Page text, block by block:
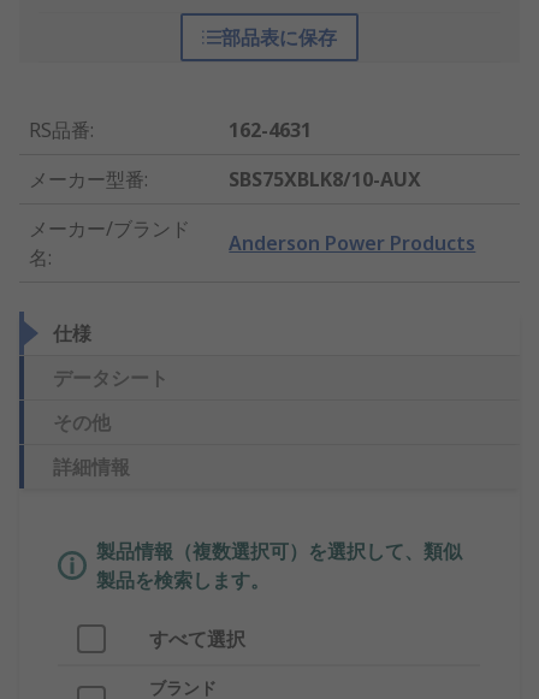
部品表に保存
RS品番:
162-4631
メーカー型番:
SBS75XBLK8/10-AUX
メーカー/ブランド
名:
Anderson Power Products
仕様
データシート
その他
詳細情報
製品情報（複数選択可）を選択して、類似
製品を検索します。
すべて選択
ブランド